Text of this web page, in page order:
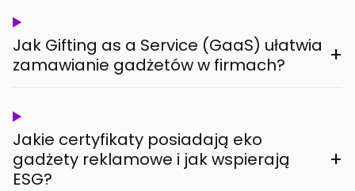
Jak Gifting as a Service (GaaS) ułatwia
zamawianie gadżetów w firmach?
+
Jakie certyfikaty posiadają eko
gadżety reklamowe i jak wspierają
ESG?
+